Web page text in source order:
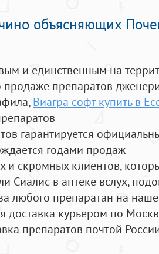
объясняющих
и единственным на
продаже препаратов
, Виагра софт купить в
гарантируется
годами продаж
и скромных клиентов,
Сиалис в аптеке вслух,
любого препаратан на
доставка курьером по
препаратов почтой